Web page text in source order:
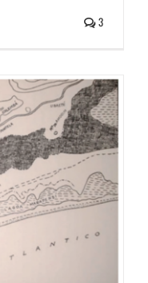
3